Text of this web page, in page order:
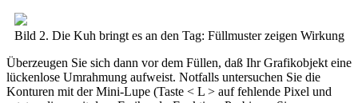
Bild 2. Die Kuh bringt es an den Tag: Füllmuster zeigen Wirkung
Überzeugen Sie sich dann vor dem Füllen, daß Ihr Grafikobjekt eine
lückenlose Umrahmung aufweist. Notfalls untersuchen Sie die
Konturen mit der Mini-Lupe (Taste < L > auf fehlende Pixel und